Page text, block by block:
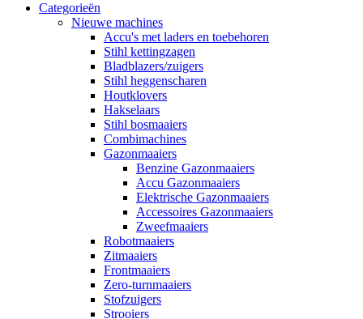
Categorieën
Nieuwe machines
Accu's met laders en toebehoren
Stihl kettingzagen
Bladblazers/zuigers
Stihl heggenscharen
Houtklovers
Hakselaars
Stihl bosmaaiers
Combimachines
Gazonmaaiers
Benzine Gazonmaaiers
Accu Gazonmaaiers
Elektrische Gazonmaaiers
Accessoires Gazonmaaiers
Zweefmaaiers
Robotmaaiers
Zitmaaiers
Frontmaaiers
Zero-turnmaaiers
Stofzuigers
Strooiers